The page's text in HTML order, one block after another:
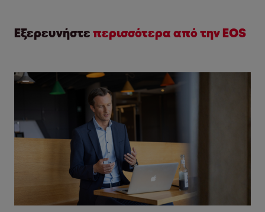
Εξερευνήστε περισσότερα από την EOS